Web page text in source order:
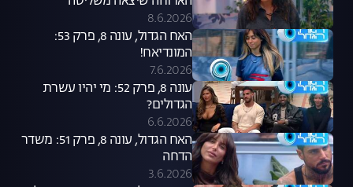
8.6.2026
האח הגדול, עונה 8, פרק 53:
המונדיאח!
7.6.2026
עונה 8, פרק 52: מי יהיו עשרת
הגדולים?
6.6.2026
האח הגדול, עונה 8, פרק 51: משדר
הדחה
3.6.2026